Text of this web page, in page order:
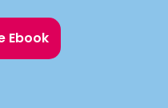
Ebook